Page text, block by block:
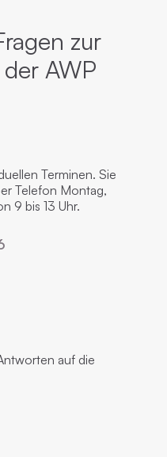
zur
AWP
Terminen. Sie
Telefon Montag,
9 bis 13 Uhr.
auf die